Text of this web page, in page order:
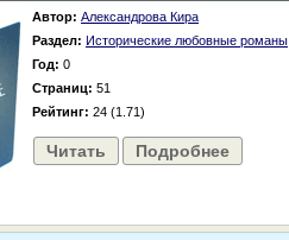
Автор: Александрова Кира
Раздел: Исторические любовные романы
Год: 0
Страниц: 51
Рейтинг: 24 (1.71)
Читать Подробнее